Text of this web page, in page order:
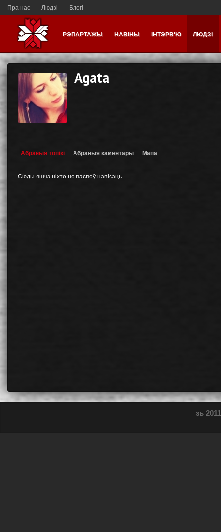
Пра нас Людзі Блогі
РЭПАРТАЖЫ НАВІНЫ ІНТЭРВ'Ю ЛЮДЗІ
Agata
Абраныя топікі Абраныя каментары Мапа
Сюды яшчэ ніхто не паспеў напісаць
зь 2011